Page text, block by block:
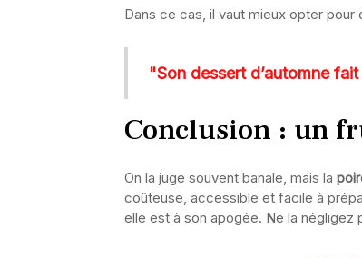
Dans ce cas, il vaut mieux opter pour
"Son dessert d’automne
Conclusion : un
On la juge souvent banale, mais la
coûteuse, accessible et facile à
elle est à son apogée. Ne la négligez